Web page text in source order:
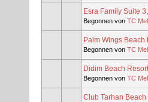
Esra Family Suite
Begonnen von TC
Palm Wings
Begonnen von TC
Didim Beach
Begonnen von TC
Club Tarhan